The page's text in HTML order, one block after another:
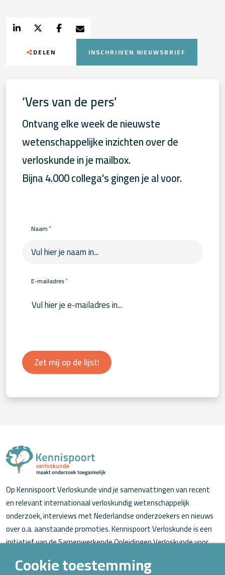
DELEN INSCHRIJVEN NIEUWSBRIEF
‘Vers van de pers’
Ontvang elke week de nieuwste
wetenschappelijke inzichten over de
verloskunde in je mailbox.
Bijna 4.000 collega's gingen je al voor.
Naam*
E-mailadres*
Zet mij op de lijst!
Op Kennispoort Verloskunde vind je samenvattingen van recent
en relevant internationaal verloskundig wetenschappelijk
onderzoek, interviews met Nederlandse onderzoekers en nieuws
over o.a. aanstaande promoties. Kennispoort Verloskunde is een
initiatief van de Samenwerkende Opleidingen Verloskunde voor
Cookie toestemming